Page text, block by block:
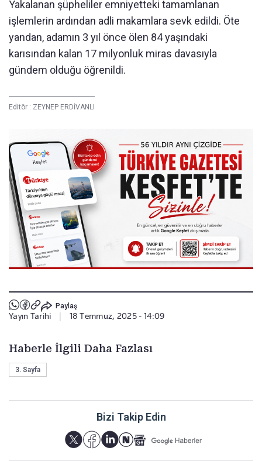
Yakalanan şüpheliler emniyetteki tamamlanan
işlemlerin ardından adli makamlara sevk edildi. Öte
yandan, adamın 3 yıl önce ölen 84 yaşındaki
karısından kalan 17 milyonluk miras davasıyla
gündem olduğu öğrenildi.
Editör : ZEYNEP ERDİVANLI
Paylaş
Yayın Tarihi 18 Temmuz, 2025 - 14:09
Haberle İlgili Daha Fazlası
3. Sayfa
Bizi Takip Edin